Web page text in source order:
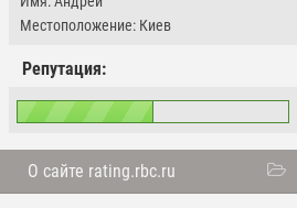
Местоположение: Киев
Репутация:
О сайте rating.rbc.ru